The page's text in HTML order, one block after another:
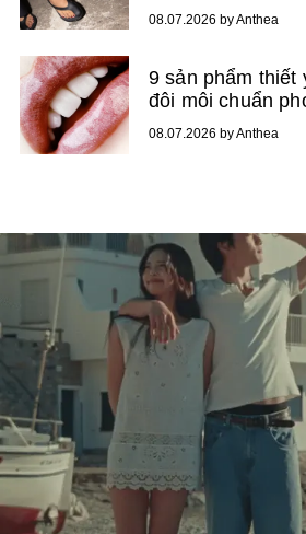
08.07.2026 by Anthea
9 sản phẩm thiết
đôi môi chuẩn
08.07.2026 by Anthea